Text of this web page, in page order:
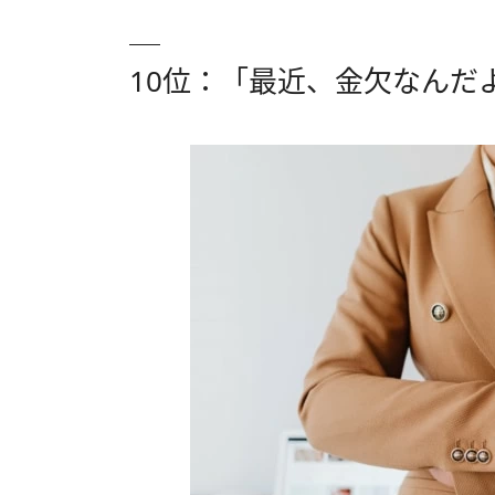
10位：「最近、金欠なんだ